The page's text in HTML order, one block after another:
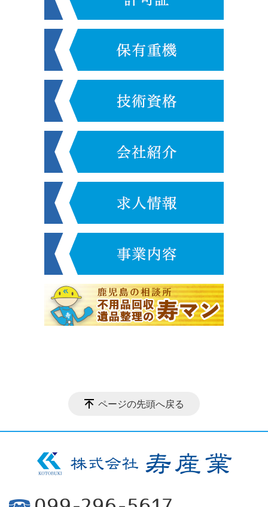
ページの先頭へ戻る